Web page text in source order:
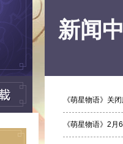
新闻
《萌星物语》关
《萌星物语》2